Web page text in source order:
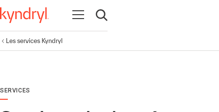
Ouvrir la navigation
Ouvrir la recherche
Les services Kyndryl
SERVICES